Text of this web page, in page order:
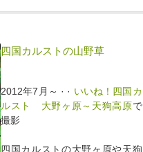
四国カルストの山野草
2012年7月～ · · いいね！四国カ
ルスト 大野ヶ原～天狗高原で
撮影
四国カルストの大野ヶ原や天狗